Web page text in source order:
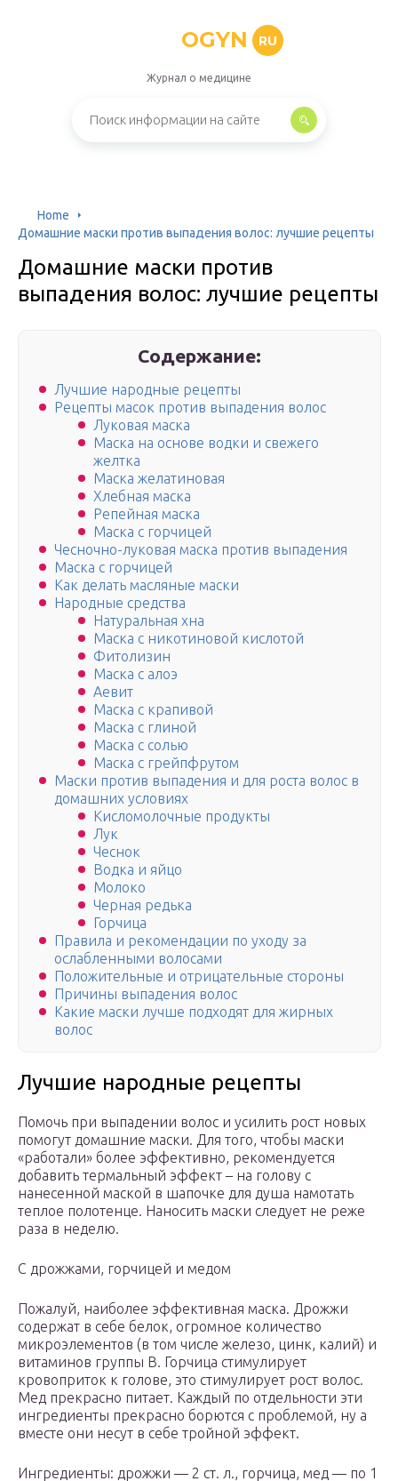
OGYN RU
Журнал о медицине
Home
Домашние маски против выпадения волос: лучшие рецепты
Домашние маски против
выпадения волос: лучшие рецепты
Содержание:
Лучшие народные рецепты
Рецепты масок против выпадения волос
Луковая маска
Маска на основе водки и свежего
желтка
Маска желатиновая
Хлебная маска
Репейная маска
Маска с горчицей
Чесночно-луковая маска против выпадения
Маска с горчицей
Как делать масляные маски
Народные средства
Натуральная хна
Маска с никотиновой кислотой
Фитолизин
Маска с алоэ
Аевит
Маска с крапивой
Маска с глиной
Маска с солью
Маска с грейпфрутом
Маски против выпадения и для роста волос в
домашних условиях
Кисломолочные продукты
Лук
Чеснок
Водка и яйцо
Молоко
Черная редька
Горчица
Правила и рекомендации по уходу за
ослабленными волосами
Положительные и отрицательные стороны
Причины выпадения волос
Какие маски лучше подходят для жирных
волос
Лучшие народные рецепты
Помочь при выпадении волос и усилить рост новых
помогут домашние маски. Для того, чтобы маски
«работали» более эффективно, рекомендуется
добавить термальный эффект – на голову с
нанесенной маской в шапочке для душа намотать
теплое полотенце. Наносить маски следует не реже
раза в неделю.
С дрожжами, горчицей и медом
Пожалуй, наиболее эффективная маска. Дрожжи
содержат в себе белок, огромное количество
микроэлементов (в том числе железо, цинк, калий) и
витаминов группы В. Горчица стимулирует
кровоприток к голове, это стимулирует рост волос.
Мед прекрасно питает. Каждый по отдельности эти
ингредиенты прекрасно борются с проблемой, ну а
вместе они несут в себе тройной эффект.
Ингредиенты: дрожжи — 2 ст. л., горчица, мед — по 1